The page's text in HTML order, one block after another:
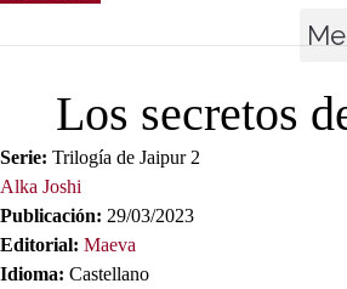
Los secretos
Serie: Trilogía de Jaipur 2
Alka Joshi
Publicación: 29/03/2023
Editorial: Maeva
Idioma: Castellano